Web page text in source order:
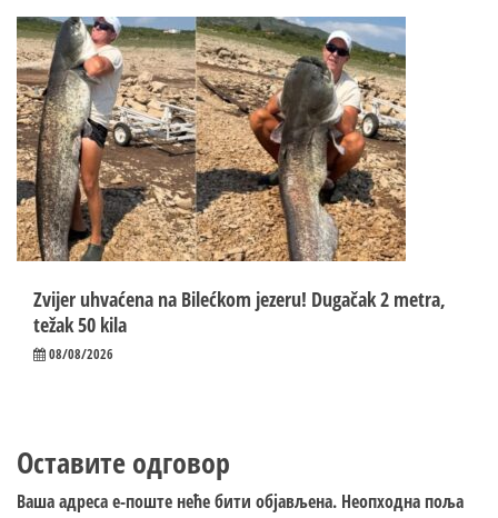
Zvijer uhvaćena na Bilećkom jezeru! Dugačak 2 metra,
težak 50 kila
08/08/2026
Оставите одговор
Ваша адреса е-поште неће бити објављена. Неопходна поља